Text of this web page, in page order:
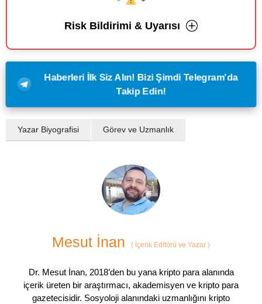
Risk Bildirimi & Uyarısı
Haberleri İlk Siz Alın! Bizi Şimdi Telegram'da
Takip Edin!
Yazar Biyografisi Görev ve Uzmanlık
Mesut İnan ( İçerik Editörü ve Yazar )
Dr. Mesut İnan, 2018’den bu yana kripto para alanında
içerik üreten bir araştırmacı, akademisyen ve kripto para
gazetecisidir. Sosyoloji alanındaki uzmanlığını kripto